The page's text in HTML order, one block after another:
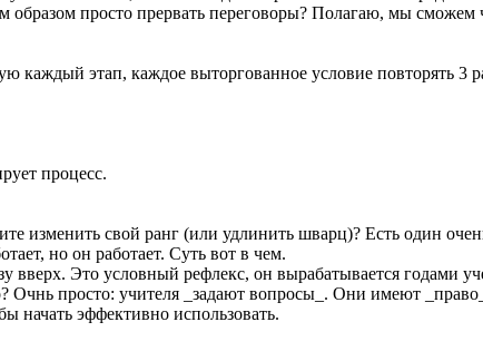
образом просто прервать переговоры? Полагаю, мы сможем
каждый этап, каждое выторгованное условие повторять 3
процесс.
изменить свой ранг (или удлинить шварц)? Есть один
но он работает. Суть вот в чем.
вверх. Это условный рефлекс, он вырабатывается годами
Очнь просто: учителя _задают вопросы_. Они имеют
начать эффективно использовать.